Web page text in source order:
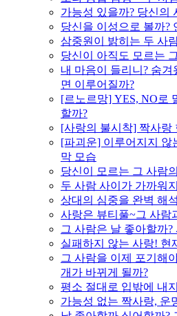
가능성 있을까? 당신의
당신을 이성으로 볼까?
삼중원이 밝히는 두 사
당신이 아직도 모르는
내 마음이 들리니? 숨
면 이루어질까?
[르노르망] YES, NO로
할까?
[사랑의 불시착] 짝사랑
[파괴운] 이루어지지 않
막 모습
당신이 모르는 그 사람
두 사람 사이가 가까워
상대의 심중을 완벽 해
사랑은 뷰티풀~그 사람
그 사람은 날 좋아할까
실패하지 않는 사랑! 현
그 사람을 이제 포기해
개가 바뀌게 될까?
평소 절대로 입밖에 내
가능성 없는 짝사랑, 운